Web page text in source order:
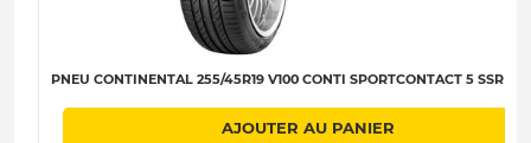
PNEU CONTINENTAL 255/45R19 V100 CONTI SPORTCONTACT 5 SSR C-
AJOUTER AU PANIER